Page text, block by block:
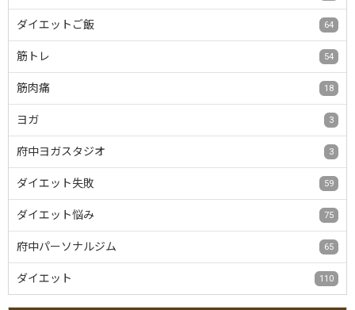
ダイエットご飯 64
筋トレ 54
筋肉痛 18
ヨガ 3
府中ヨガスタジオ 3
ダイエット失敗 59
ダイエット悩み 75
府中パーソナルジム 65
ダイエット 110